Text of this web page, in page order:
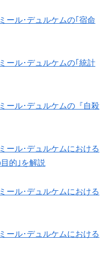
ール･デュルケムの｢宿命
ール･デュルケムの｢統計
ール･デュルケムの『自殺
ール･デュルケムにおける
的｣を解説
ール･デュルケムにおける
ール･デュルケムにおける